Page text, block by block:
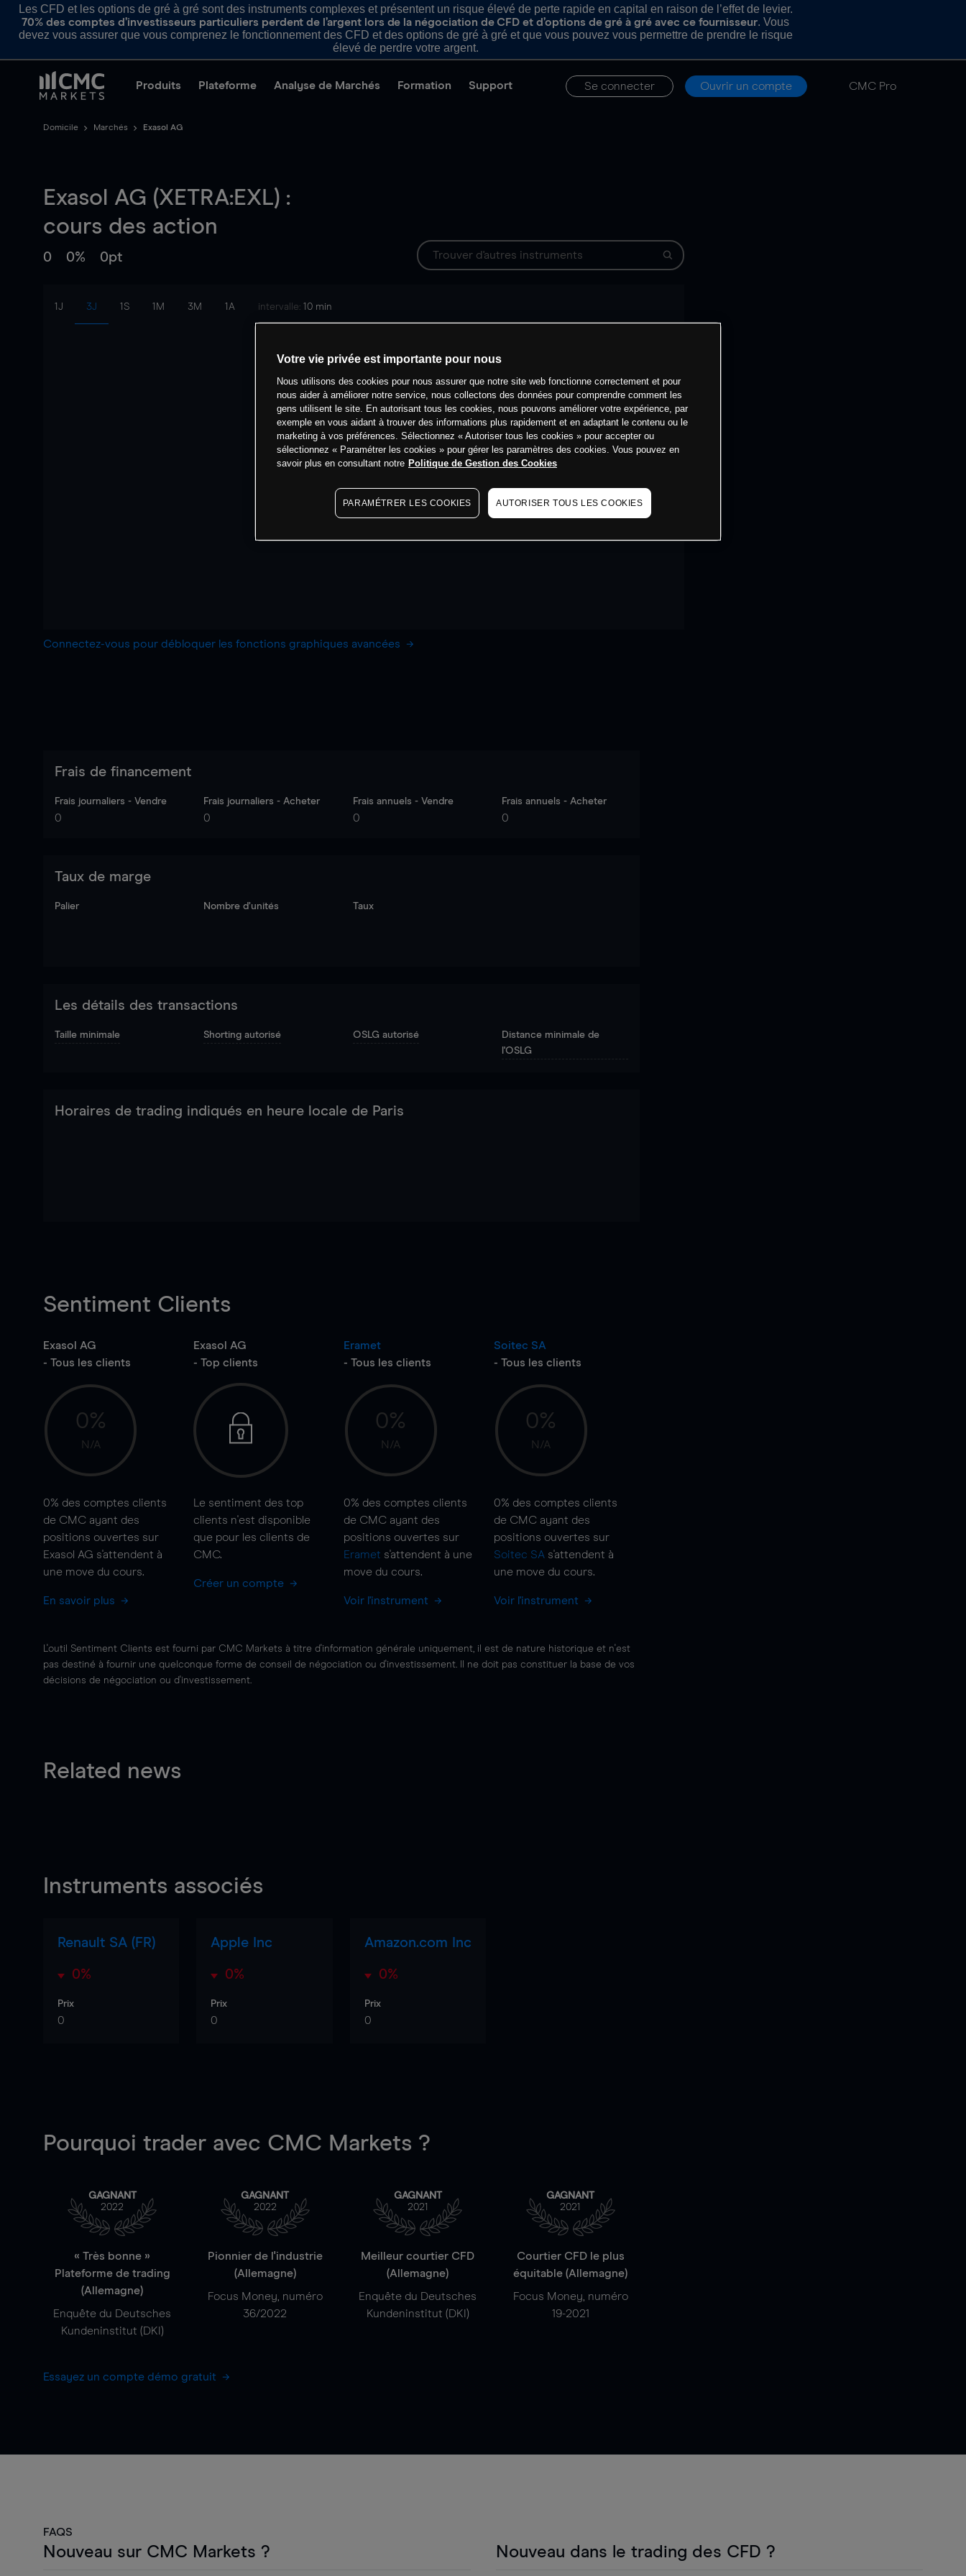
Les CFD et les options de gré à gré sont des instruments complexes et présentent un risque élevé de perte rapide en capital en raison de l’effet de levier.
70% des comptes d’investisseurs particuliers perdent de l’argent lors de la négociation de CFD et d’options de gré à gré avec ce fournisseur. Vous
devez vous assurer que vous comprenez le fonctionnement des CFD et des options de gré à gré et que vous pouvez vous permettre de prendre le risque
élevé de perdre votre argent.
Produits Plateforme Analyse de Marchés Formation Support Se connecter Ouvrir un compte CMC Pro
Domicile Marchés Exasol AG
Exasol AG (XETRA:EXL) :
cours des action
0 0% 0pt
1J 3J 1S 1M 3M 1A intervalle: 10 min
Connectez-vous pour débloquer les fonctions graphiques avancées
Frais de financement
Frais journaliers - Vendre
0
Frais journaliers - Acheter
0
Frais annuels - Vendre
0
Frais annuels - Acheter
0
Taux de marge
Palier Nombre d’unités Taux
Les détails des transactions
Taille minimale Shorting autorisé OSLG autorisé
Distance minimale de
l'OSLG
Horaires de trading indiqués en heure locale de Paris
Sentiment Clients
Exasol AG
- Tous les clients
0%
N/A
0% des comptes clients
de CMC ayant des
positions ouvertes sur
Exasol AG s'attendent à
une move du cours.
En savoir plus
Exasol AG
- Top clients
Le sentiment des top
clients n'est disponible
que pour les clients de
CMC.
Créer un compte
Eramet
- Tous les clients
0%
N/A
0% des comptes clients
de CMC ayant des
positions ouvertes sur
Eramet s'attendent à une
move du cours.
Voir l'instrument
Soitec SA
- Tous les clients
0%
N/A
0% des comptes clients
de CMC ayant des
positions ouvertes sur
Soitec SA s'attendent à
une move du cours.
Voir l'instrument
L'outil Sentiment Clients est fourni par CMC Markets à titre d'information générale uniquement, il est de nature historique et n'est
pas destiné à fournir une quelconque forme de conseil de négociation ou d'investissement. Il ne doit pas constituer la base de vos
décisions de négociation ou d'investissement.
Related news
Instruments associés
Renault SA (FR)
0%
Prix
0
Apple Inc
0%
Prix
0
Amazon.com Inc
0%
Prix
0
Pourquoi trader avec CMC Markets ?
GAGNANT
2022
« Très bonne »
Plateforme de trading
(Allemagne)
Enquête du Deutsches
Kundeninstitut (DKI)
GAGNANT
2022
Pionnier de l'industrie
(Allemagne)
Focus Money, numéro
36/2022
GAGNANT
2021
Meilleur courtier CFD
(Allemagne)
Enquête du Deutsches
Kundeninstitut (DKI)
GAGNANT
2021
Courtier CFD le plus
équitable (Allemagne)
Focus Money, numéro
19-2021
Essayez un compte démo gratuit
FAQS
Nouveau sur CMC Markets ? Nouveau dans le trading des CFD ?
Votre vie privée est importante pour nous
Nous utilisons des cookies pour nous assurer que notre site web fonctionne correctement et pour
nous aider à améliorer notre service, nous collectons des données pour comprendre comment les
gens utilisent le site. En autorisant tous les cookies, nous pouvons améliorer votre expérience, par
exemple en vous aidant à trouver des informations plus rapidement et en adaptant le contenu ou le
marketing à vos préférences. Sélectionnez « Autoriser tous les cookies » pour accepter ou
sélectionnez « Paramétrer les cookies » pour gérer les paramètres des cookies. Vous pouvez en
savoir plus en consultant notre Politique de Gestion des Cookies
PARAMÉTRER LES COOKIES AUTORISER TOUS LES COOKIES